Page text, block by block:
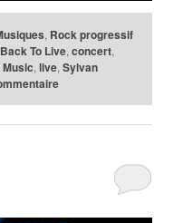
, Rock progressif
Back To Live, concert,
, live, Sylvan